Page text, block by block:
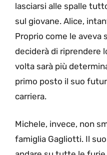
lasciarsi alle spalle
sul giovane. Alice,
Proprio come le aveva
deciderà di riprendere
volta sarà più
primo posto il suo
carriera.
Michele, invece, non
famiglia Gagliotti. Il